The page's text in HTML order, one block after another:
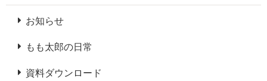
お知らせ
もも太郎の日常
資料ダウンロード